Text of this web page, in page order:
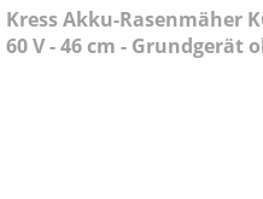
Kress Akku-Rasenmäher
60 V - 46 cm - Grundgerät